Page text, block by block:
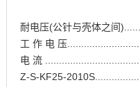
耐电压(公针与壳体之间
工 作 电 压
电 流
Z-S-KF25-